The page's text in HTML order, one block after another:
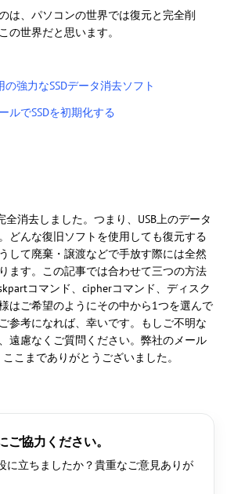
は、パソコンの世界では復元と完全削
の世界だと思います。
強力なSSDデータ消去ソフト
ルでSSDを初期化する
全消去しました。つまり、USB上のデータ
どんな復旧ソフトを使用しても復元する
して廃棄・譲渡などで手放す際には全然
ます。この記事では合わせて三つの方法
コマンド、cipherコマンド、ディスク
はご希望のようにその中から1つを選んで
参考になれば、幸いです。もしご不明な
遠慮なくご質問ください。弊社のメール
ここまでありがとうございました。
ご協力ください。
に立ちましたか？貴重なご意見ありが